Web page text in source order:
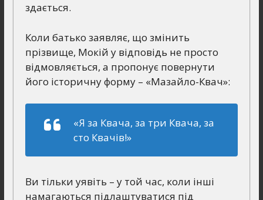
здається.
Коли батько заявляє, що змінить
прізвище, Мокій у відповідь не просто
відмовляється, а пропонує повернути
його історичну форму – «Мазайло-Квач»:
«Я за Квача, за три Квача, за
сто Квачів!»
Ви тільки уявіть – у той час, коли інші
намагаються підлаштуватися під